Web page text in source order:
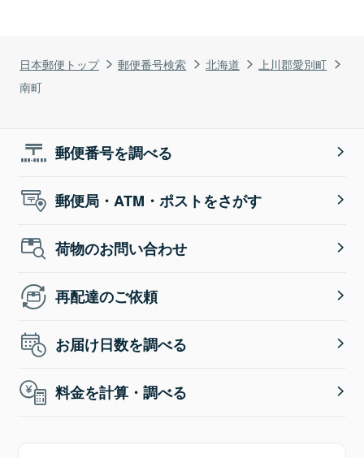
日本郵便トップ 郵便番号検索 北海道
上川郡愛別町
南町
郵便番号を調べる
郵便局・ATM・ポストをさがす
荷物のお問い合わせ
再配達のご依頼
お届け日数を調べる
料金を計算・調べる